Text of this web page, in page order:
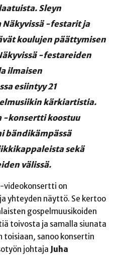
Sleyn
Näkyvissä -festarit ja
koulujen päättymisen
-festareiden
ilmaisen
esiintyy 21
kärkiartistia.
-konsertti koostuu
bändikämpässä
sekä
välissä.
videokonsertti on
yhteyden näyttö. Se kertoo
gospelmuusikoiden
toivosta ja samalla siunata
toisiaan, sanoo konsertin
johtaja Juha